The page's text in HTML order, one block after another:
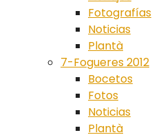
Fotografías
Noticias
Plantà
7-Fogueres 2012
Bocetos
Fotos
Noticias
Plantà